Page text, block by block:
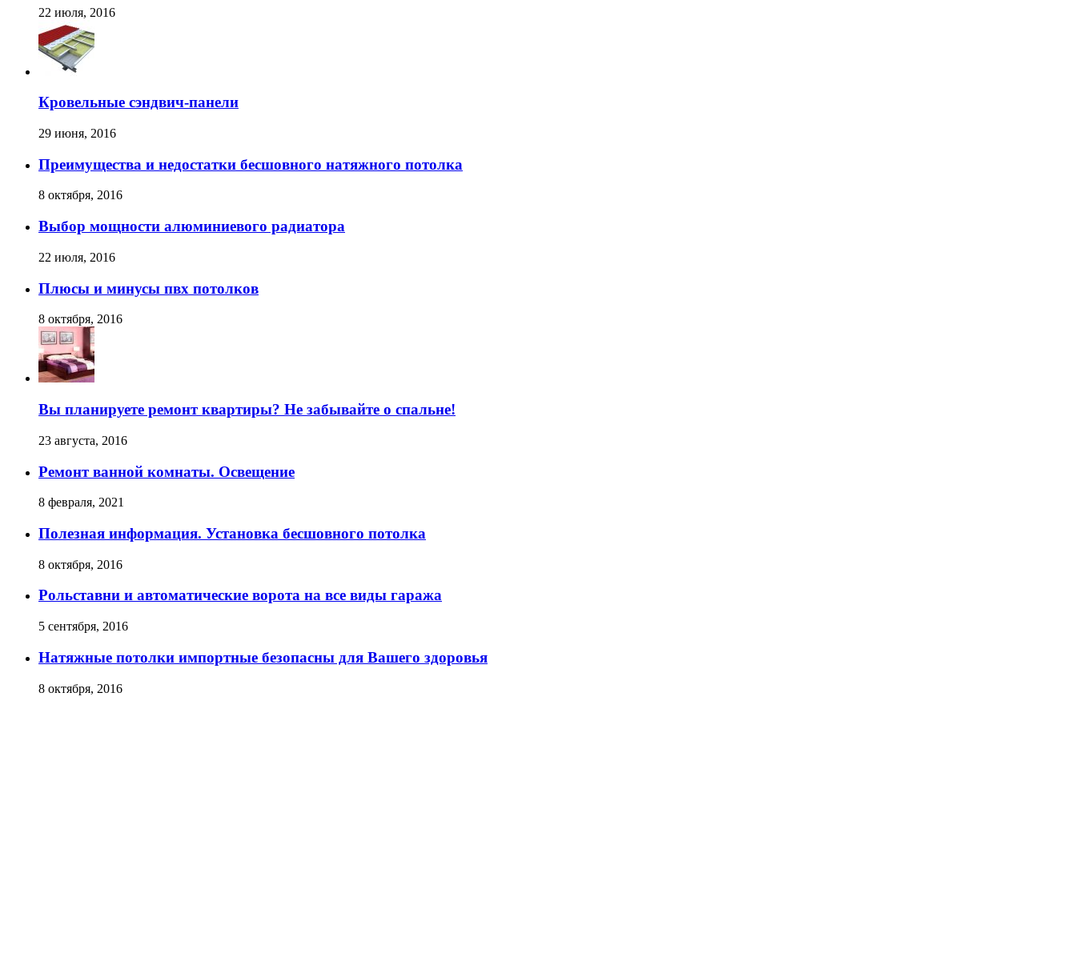
22 июля, 2016
Кровельные сэндвич-панели
29 июня, 2016
Преимущества и недостатки бесшовного натяжного потолка
8 октября, 2016
Выбор мощности алюминиевого радиатора
22 июля, 2016
Плюсы и минусы пвх потолков
8 октября, 2016
Вы планируете ремонт квартиры? Не забывайте о спальне!
23 августа, 2016
Ремонт ванной комнаты. Освещение
8 февраля, 2021
Полезная информация. Установка бесшовного потолка
8 октября, 2016
Рольставни и автоматические ворота на все виды гаража
5 сентября, 2016
Натяжные потолки импортные безопасны для Вашего здоровья
8 октября, 2016